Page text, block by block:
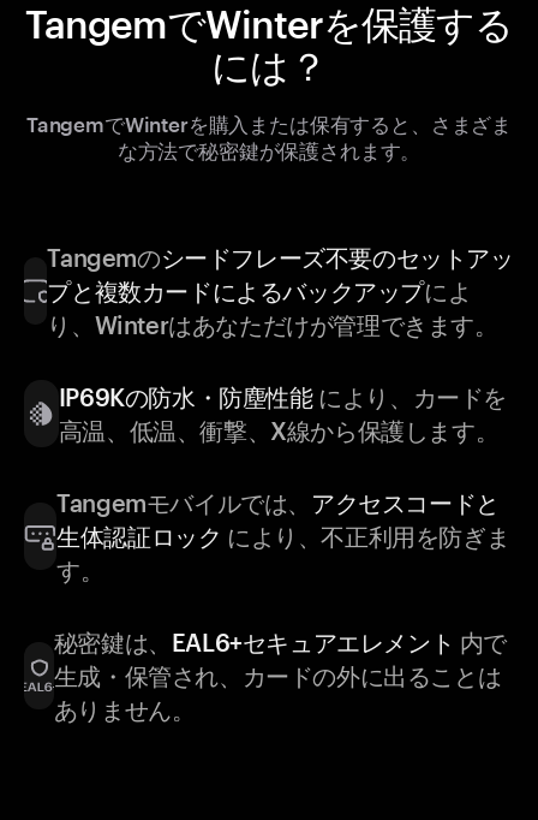
TangemでWinterを保護する
には？
TangemでWinterを購入または保有すると、さまざま
な方法で秘密鍵が保護されます。
Tangemのシードフレーズ不要のセットアッ
プと複数カードによるバックアップによ
り、Winterはあなただけが管理できます。
IP69Kの防水・防塵性能により、カードを
高温、低温、衝撃、X線から保護します。
Tangemモバイルでは、 アクセスコードと
生体認証ロック により、不正利用を防ぎま
す。
秘密鍵は、 EAL6+セキュアエレメント 内で
生成・保管され、カードの外に出ることは
ありません。